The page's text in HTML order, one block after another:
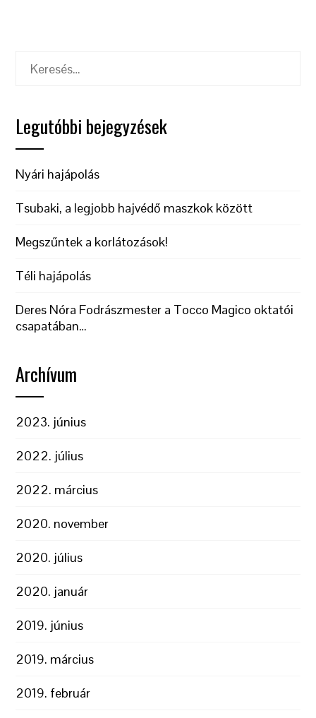
Keresés:
Legutóbbi bejegyzések
Nyári hajápolás
Tsubaki, a legjobb hajvédő maszkok között
Megszűntek a korlátozások!
Téli hajápolás
Deres Nóra Fodrászmester a Tocco Magico oktatói
csapatában…
Archívum
2023. június
2022. július
2022. március
2020. november
2020. július
2020. január
2019. június
2019. március
2019. február